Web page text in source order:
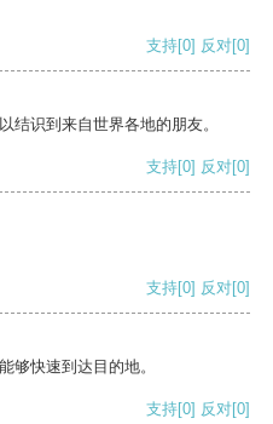
支持[0] 反对[0]
结识到来自世界各地的朋友。
支持[0] 反对[0]
支持[0] 反对[0]
够快速到达目的地。
支持[0] 反对[0]